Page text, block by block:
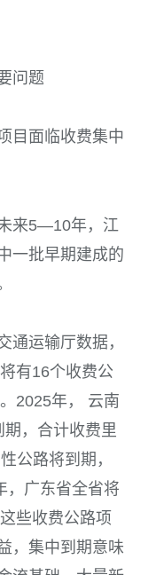
问题
目面临收费集中
来5—10年，江
一批早期建成的
通运输厅数据，
有16个收费公
2025年， 云南
，合计收费里
公路将到期，
，广东省全省将
些收费公路项
，集中到期意味